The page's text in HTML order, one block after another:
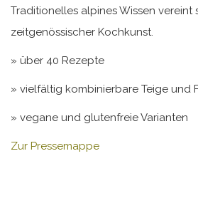
Traditionelles alpines Wissen vereint
zeitgenössischer Kochkunst.
» über 40 Rezepte
» vielfältig kombinierbare Teige und
» vegane und glutenfreie Varianten
Zur Pressemappe